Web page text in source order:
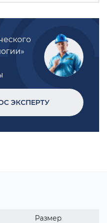
ЭКСПЕРТУ
Размер